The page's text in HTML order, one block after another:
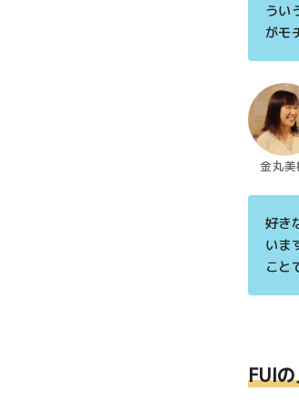
うい
がモ
金丸美
好き
いま
こと
FUI